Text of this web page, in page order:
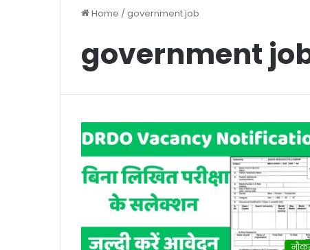
Home / government job
government